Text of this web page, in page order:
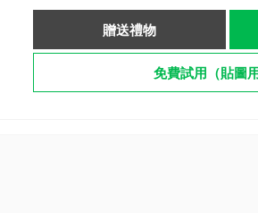
贈送禮物
免費試用（貼圖